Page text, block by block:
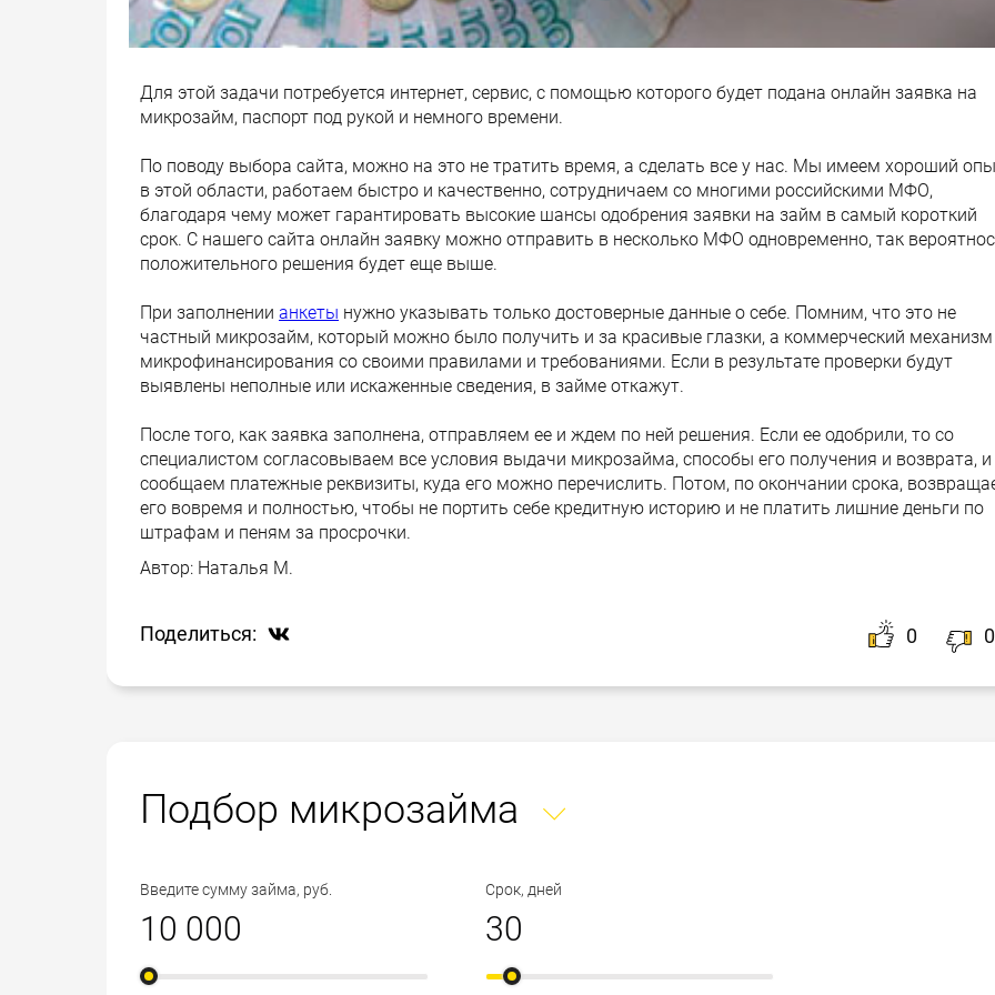
Для этой задачи потребуется интернет, сервис, с помощью которого будет подана онлайн заявка на
микрозайм, паспорт под рукой и немного времени.
По поводу выбора сайта, можно на это не тратить время, а сделать все у нас. Мы имеем хороший
в этой области, работаем быстро и качественно, сотрудничаем со многими российскими МФО,
благодаря чему может гарантировать высокие шансы одобрения заявки на займ в самый короткий
срок. С нашего сайта онлайн заявку можно отправить в несколько МФО одновременно, так
положительного решения будет еще выше.
При заполнении анкеты нужно указывать только достоверные данные о себе. Помним, что это не
частный микрозайм, который можно было получить и за красивые глазки, а коммерческий механизм
микрофинансирования со своими правилами и требованиями. Если в результате проверки будут
выявлены неполные или искаженные сведения, в займе откажут.
После того, как заявка заполнена, отправляем ее и ждем по ней решения. Если ее одобрили, то со
специалистом согласовываем все условия выдачи микрозайма, способы его получения и возврата, и
сообщаем платежные реквизиты, куда его можно перечислить. Потом, по окончании срока,
его вовремя и полностью, чтобы не портить себе кредитную историю и не платить лишние деньги по
штрафам и пеням за просрочки.
Автор: Наталья М.
Поделиться: 0 0
Подбор микрозайма
Введите сумму займа, руб. Срок, дней